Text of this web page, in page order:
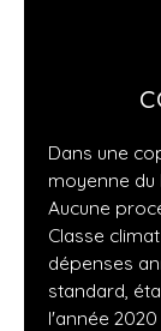
Dans une
moyenne
Aucune
Classe
dépenses
standard,
l'année